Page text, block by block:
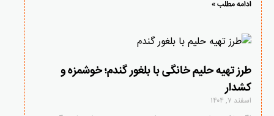
ادامه مطلب »
طرز تهیه حلیم خانگی با بلغور گندم؛ خوشمزه و
کشدار
اسفند ۷, ۱۴۰۴